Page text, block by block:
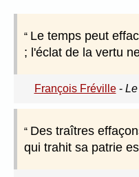
Le temps peut
; l'éclat de la vertu
François Fréville-
Des traîtres
qui trahit sa patrie